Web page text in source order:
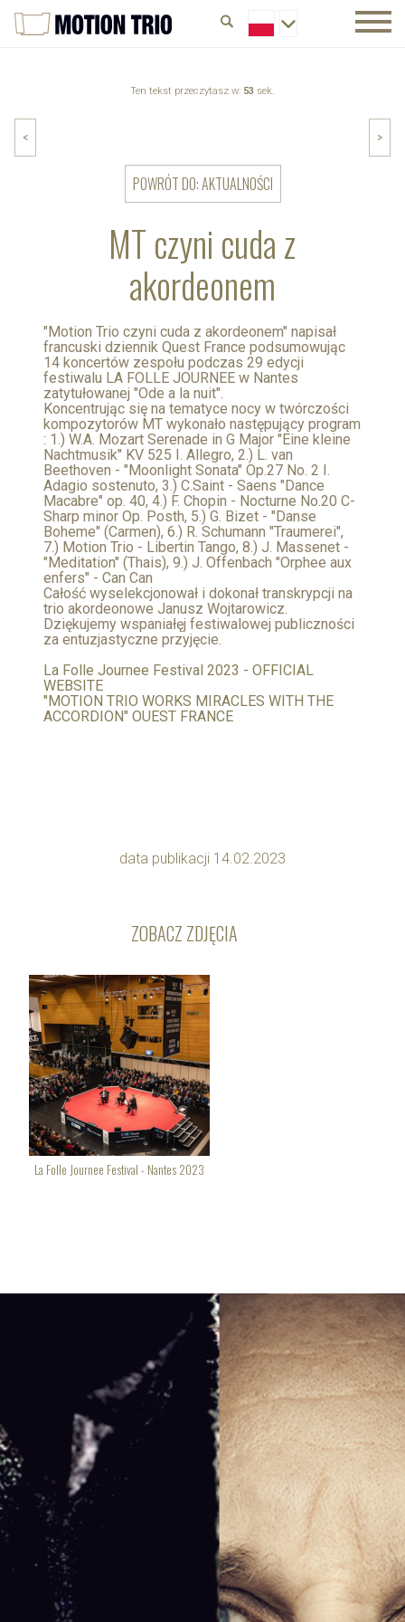
Ten tekst przeczytasz w: 53 sek.
MT czyni cuda z
akordeonem
< >
POWRÓT DO: AKTUALNOŚCI
"Motion Trio czyni cuda z akordeonem" napisał
francuski dziennik Quest France podsumowując
14 koncertów zespołu podczas 29 edycji
festiwalu LA FOLLE JOURNEE w Nantes
zatytułowanej "Ode a la nuit".
Koncentrując się na tematyce nocy w twórczości
kompozytorów MT wykonało następujący program
: 1.) W.A. Mozart Serenade in G Major "Eine kleine
Nachtmusik" KV 525 I. Allegro, 2.) L. van
Beethoven - "Moonlight Sonata" Op.27 No. 2 I.
Adagio sostenuto, 3.) C.Saint - Saens "Dance
Macabre" op. 40, 4.) F. Chopin - Nocturne No.20 C-
Sharp minor Op. Posth, 5.) G. Bizet - "Danse
Boheme" (Carmen), 6.) R. Schumann "Traumerei",
7.) Motion Trio - Libertin Tango, 8.) J. Massenet -
"Meditation" (Thais), 9.) J. Offenbach "Orphee aux
enfers" - Can Can
Całość wyselekcjonował i dokonał transkrypcji na
trio akordeonowe Janusz Wojtarowicz.
Dziękujemy wspaniałęj festiwalowej publiczności
za entuzjastyczne przyjęcie.
La Folle Journee Festival 2023 - OFFICIAL
WEBSITE
"MOTION TRIO WORKS MIRACLES WITH THE
ACCORDION" OUEST FRANCE
data publikacji 14.02.2023
ZOBACZ ZDJĘCIA
La Folle Journee Festival - Nantes 2023